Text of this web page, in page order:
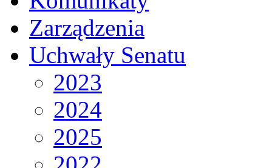
Zarządzenia
Uchwały Senatu
2023
2024
2025